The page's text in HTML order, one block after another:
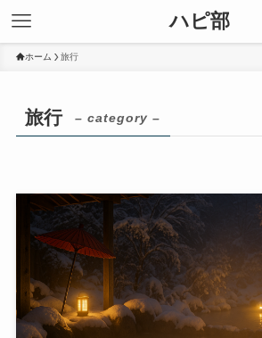
ハピ部
ホーム 旅行
旅行 – category –